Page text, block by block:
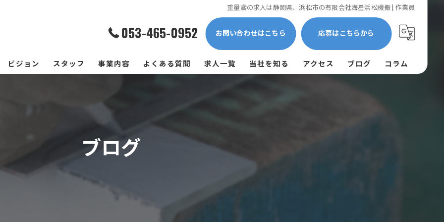
重量鳶の求人は静岡県、浜松市の有限会社海星浜松機搬 | 作業員
053-465-0952 お問い合わせはこちら 応募はこちらから
ビジョン スタッフ 事業内容 よくある質問 求人一覧 当社を知る アクセス ブログ コラム
ブログ